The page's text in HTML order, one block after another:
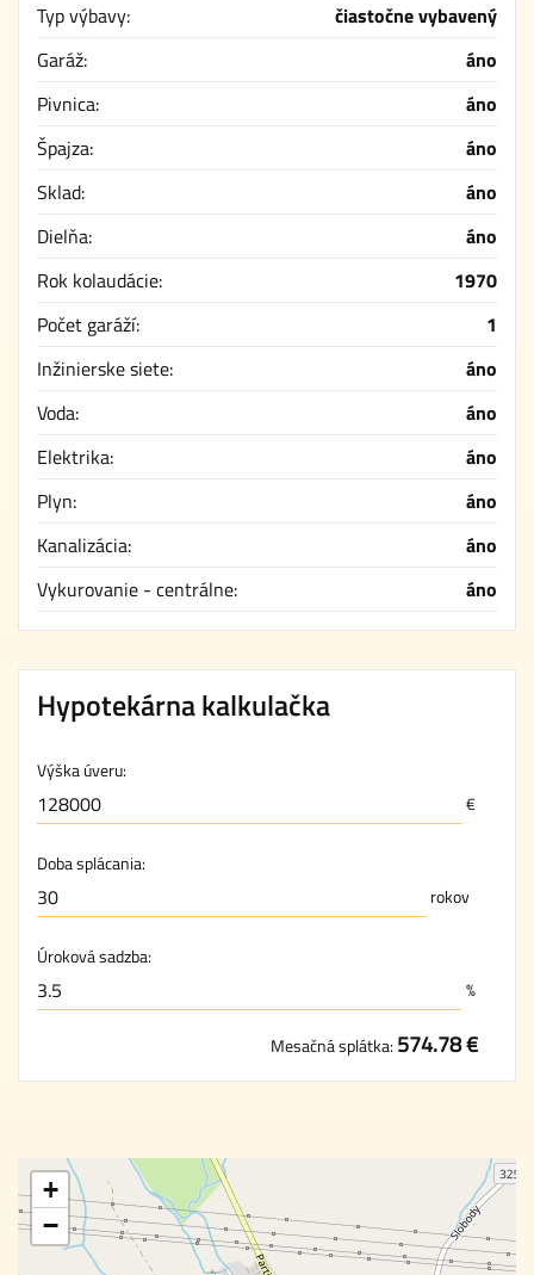
Typ výbavy:
čiastočne vybavený
Garáž:
áno
Pivnica:
áno
Špajza:
áno
Sklad:
áno
Dielňa:
áno
Rok kolaudácie:
1970
Počet garáží:
1
Inžinierske siete:
áno
Voda:
áno
Elektrika:
áno
Plyn:
áno
Kanalizácia:
áno
Vykurovanie - centrálne:
áno
Hypotekárna kalkulačka
Výška úveru:
€
Doba splácania:
rokov
Úroková sadzba:
%
Mesačná splátka: 574.78 €
+
−